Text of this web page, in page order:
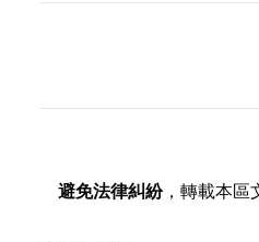
避免法律糾紛，轉載本區